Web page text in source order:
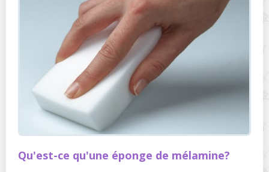
Qu'est-ce qu'une éponge de mélamine?